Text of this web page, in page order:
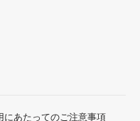
にあたってのご注意事項